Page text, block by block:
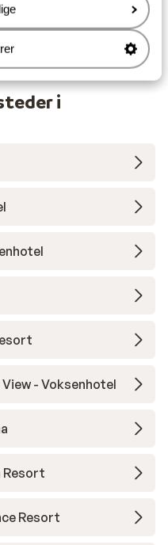
150 meter
meter
i
- Voksenhotel
Resort
Resort